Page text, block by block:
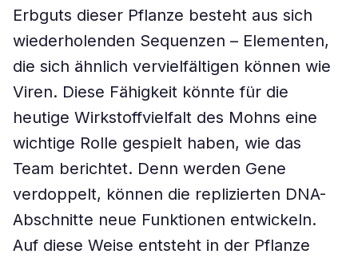
Erbguts dieser Pflanze besteht aus sich
wiederholenden Sequenzen – Elementen,
die sich ähnlich vervielfältigen können wie
Viren. Diese Fähigkeit könnte für die
heutige Wirkstoffvielfalt des Mohns eine
wichtige Rolle gespielt haben, wie das
Team berichtet. Denn werden Gene
verdoppelt, können die replizierten DNA-
Abschnitte neue Funktionen entwickeln.
Auf diese Weise entsteht in der Pflanze